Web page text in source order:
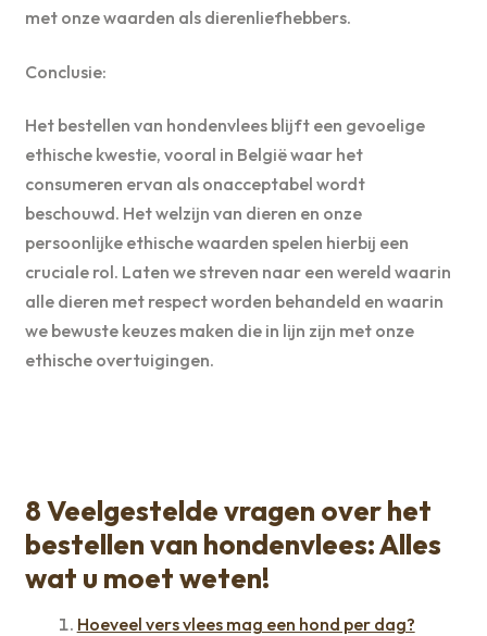
met onze waarden als dierenliefhebbers.
Conclusie:
Het bestellen van hondenvlees blijft een gevoelige
ethische kwestie, vooral in België waar het
consumeren ervan als onacceptabel wordt
beschouwd. Het welzijn van dieren en onze
persoonlijke ethische waarden spelen hierbij een
cruciale rol. Laten we streven naar een wereld waarin
alle dieren met respect worden behandeld en waarin
we bewuste keuzes maken die in lijn zijn met onze
ethische overtuigingen.
8 Veelgestelde vragen over het
bestellen van hondenvlees: Alles
wat u moet weten!
Hoeveel vers vlees mag een hond per dag?